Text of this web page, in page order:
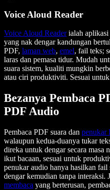
Voice Aloud Reader
Voice Aloud Readerialah aplikasi
yang nak dengar kandungan
PDF, laman web, emel, fail teks;
laras dan pemasa tidur. Mudah
suara sistem, kualiti mungkin
atau ciri produktiviti. Sesuai untuk
Bezanya Pembaca
PDF Audio
Pembaca PDF suara dan penukar
walaupun kedua-duanya tukar
direka untuk dengar secara masa
ikut bacaan, sesuai untuk
penukar audio hanya hasilkan
dengar kemudian tanpa interaksi.
membaca yang berterusan,